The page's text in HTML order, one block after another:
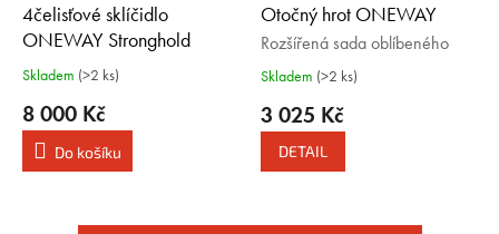
4čelisťové sklíčidlo
ONEWAY Stronghold
Rýhované čelisti 2", závit M33
Skladem (>2 ks)
8 000 Kč
Do košíku
Otočný hrot ONEWAY
Rozšířená sada oblíbeného
hrotu
Skladem (>2 ks)
3 025 Kč
DETAIL